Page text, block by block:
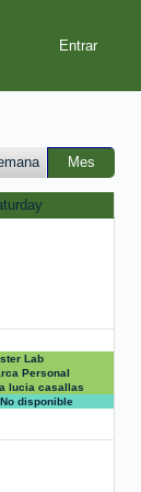
Mes
Lab
Personal
lucia casallas
disponible